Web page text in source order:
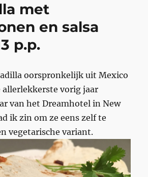
met
en salsa
p.p.
oorspronkelijk uit Mexico
vorig jaar
van het Dreamhotel in New
ik zin om ze eens zelf te
vegetarische variant.